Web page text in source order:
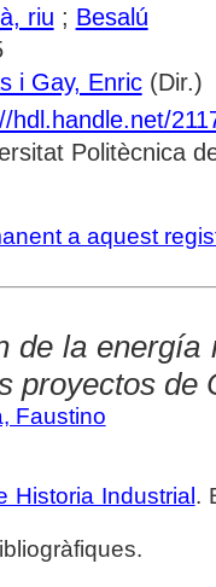
riu ; Besalú
i Gay, Enric(Dir.)
hdl.handle.net/
Politècnica
a aquest
de la
proyectos de
Faustino
Historia Industrial.